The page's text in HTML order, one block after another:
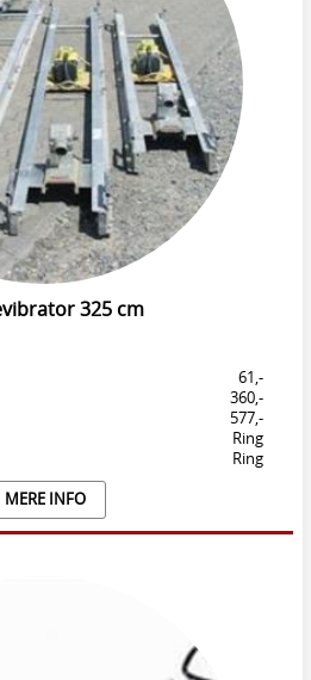
325 cm
61,-
360,-
577,-
Ring
Ring
MERE INFO